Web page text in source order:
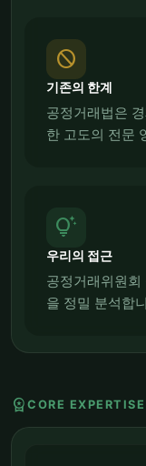
block
기존의 한계
공정거래법은
한 고도의 전문
tips_and_updates
우리의 접근
공정거래위원
을 정밀 분석합
workspace_premium CORE EXPERTISE